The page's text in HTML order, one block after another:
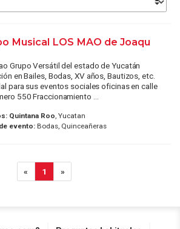
Musical LOS MAO de Joaqu
Grupo Versátil del estado de Yucatán
en Bailes, Bodas, XV años, Bautizos, etc.
para sus eventos sociales oficinas en calle
550 Fraccionamiento ...
Quintana Roo, Yucatan
evento:Bodas, Quinceañeras
« 1 »